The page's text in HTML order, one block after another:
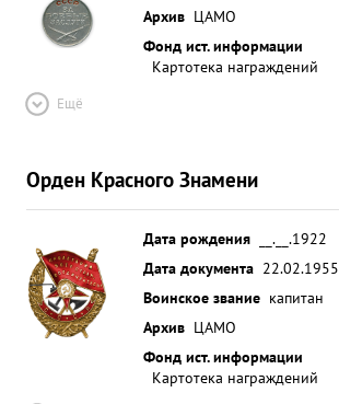
Архив ЦАМО
Фонд ист. информации
Картотека награждений
Ещё
Орден Красного Знамени
Дата рождения
__.__.1922
Дата документа 22.02.1955
Воинское звание капитан
Архив ЦАМО
Фонд ист. информации
Картотека награждений